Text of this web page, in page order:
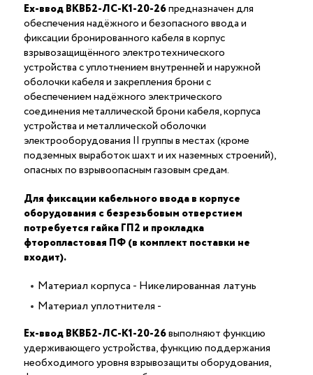
Ех-ввод ВКВБ2-ЛС-К1-20-26предназначен для
обеспечения надёжного и безопасного ввода и
фиксации бронированного кабеля в корпус
взрывозащищённого электротехнического
устройства с уплотнением внутренней и наружной
оболочки кабеля и закрепления брони с
обеспечением надёжного электрического
соединения металлической брони кабеля, корпуса
устройства и металлической оболочки
электрооборудования II группы в местах (кроме
подземных выработок шахт и их наземных строений),
опасных по взрывоопасным газовым средам.
Для фиксации кабельного ввода в корпусе
оборудования с безрезьбовым отверстием
потребуется гайка ГП2 и прокладка
фторопластовая ПФ (в комплект поставки не
входит).
Материал корпуса - Никелированная латунь
Материал уплотнителя -
Ех-ввод ВКВБ2-ЛС-К1-20-26выполняют функцию
удерживающего устройства, функцию поддержания
необходимого уровня взрывозащиты оборудования,